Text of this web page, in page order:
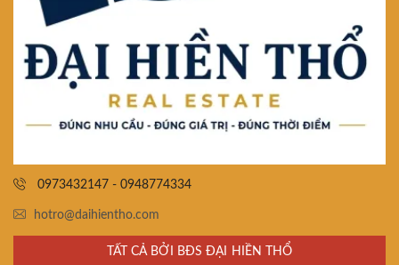
0973432147 - 0948774334
hotro@daihientho.com
TẤT CẢ BỞI BĐS ĐẠI HIỀN THỔ